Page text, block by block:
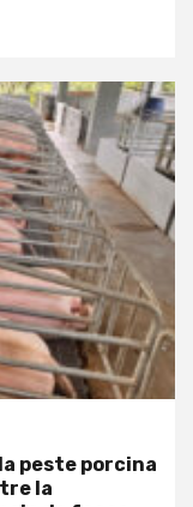
peste porcina
la